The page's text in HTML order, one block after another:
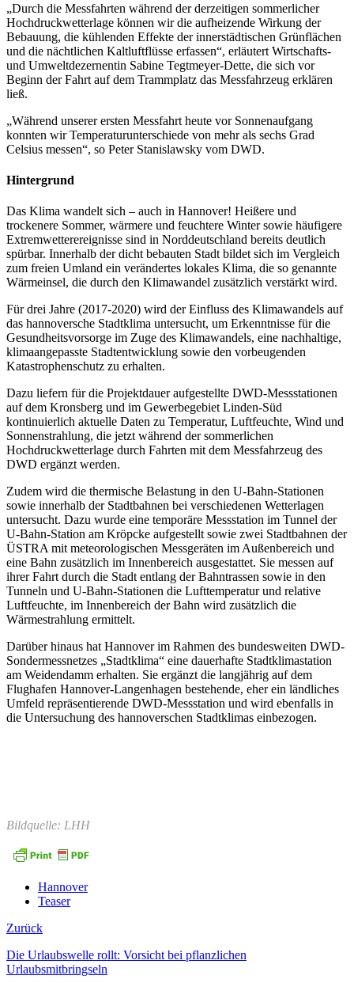
„Durch die Messfahrten während der derzeitigen sommerlicher
Hochdruckwetterlage können wir die aufheizende Wirkung der
Bebauung, die kühlenden Effekte der innerstädtischen Grünflächen
und die nächtlichen Kaltluftflüsse erfassen“, erläutert Wirtschafts-
und Umweltdezernentin Sabine Tegtmeyer-Dette, die sich vor
Beginn der Fahrt auf dem Trammplatz das Messfahrzeug erklären
ließ.
„Während unserer ersten Messfahrt heute vor Sonnenaufgang
konnten wir Temperaturunterschiede von mehr als sechs Grad
Celsius messen“, so Peter Stanislawsky vom DWD.
Hintergrund
Das Klima wandelt sich – auch in Hannover! Heißere und
trockenere Sommer, wärmere und feuchtere Winter sowie häufigere
Extremwetterereignisse sind in Norddeutschland bereits deutlich
spürbar. Innerhalb der dicht bebauten Stadt bildet sich im Vergleich
zum freien Umland ein verändertes lokales Klima, die so genannte
Wärmeinsel, die durch den Klimawandel zusätzlich verstärkt wird.
Für drei Jahre (2017-2020) wird der Einfluss des Klimawandels auf
das hannoversche Stadtklima untersucht, um Erkenntnisse für die
Gesundheitsvorsorge im Zuge des Klimawandels, eine nachhaltige,
klimaangepasste Stadtentwicklung sowie den vorbeugenden
Katastrophenschutz zu erhalten.
Dazu liefern für die Projektdauer aufgestellte DWD-Messstationen
auf dem Kronsberg und im Gewerbegebiet Linden-Süd
kontinuierlich aktuelle Daten zu Temperatur, Luftfeuchte, Wind und
Sonnenstrahlung, die jetzt während der sommerlichen
Hochdruckwetterlage durch Fahrten mit dem Messfahrzeug des
DWD ergänzt werden.
Zudem wird die thermische Belastung in den U-Bahn-Stationen
sowie innerhalb der Stadtbahnen bei verschiedenen Wetterlagen
untersucht. Dazu wurde eine temporäre Messstation im Tunnel der
U-Bahn-Station am Kröpcke aufgestellt sowie zwei Stadtbahnen der
ÜSTRA mit meteorologischen Messgeräten im Außenbereich und
eine Bahn zusätzlich im Innenbereich ausgestattet. Sie messen auf
ihrer Fahrt durch die Stadt entlang der Bahntrassen sowie in den
Tunneln und U-Bahn-Stationen die Lufttemperatur und relative
Luftfeuchte, im Innenbereich der Bahn wird zusätzlich die
Wärmestrahlung ermittelt.
Darüber hinaus hat Hannover im Rahmen des bundesweiten DWD-
Sondermessnetzes „Stadtklima“ eine dauerhafte Stadtklimastation
am Weidendamm erhalten. Sie ergänzt die langjährig auf dem
Flughafen Hannover-Langenhagen bestehende, eher ein ländliches
Umfeld repräsentierende DWD-Messstation und wird ebenfalls in
die Untersuchung des hannoverschen Stadtklimas einbezogen.
Bildquelle: LHH
Hannover
Teaser
Zurück
Die Urlaubswelle rollt: Vorsicht bei pflanzlichen
Urlaubsmitbringseln